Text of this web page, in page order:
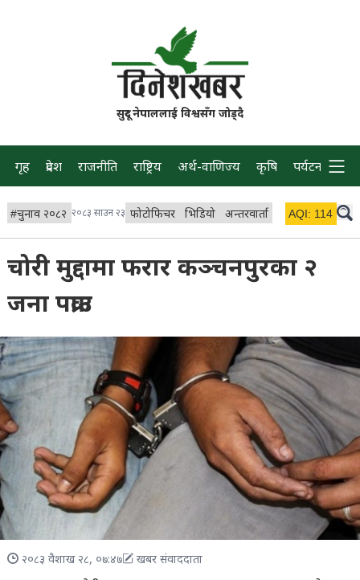
सुदूर नेपाललाई विश्वसँग जोड्दै
गृह प्रदेश राजनीति राष्ट्रिय अर्थ-वाणिज्य कृषि पर्यटन प्रवास
#चुनाव २०८२ २०८३ साउन २३ फोटोफिचर भिडियो अन्तरवार्ता विचार/ब्लग
AQI: 114
चोरी मुद्दामा फरार कञ्चनपुरका २
जना पक्राउ
२०८३ वैशाख २८, ०७:४७ खबर संवाददाता